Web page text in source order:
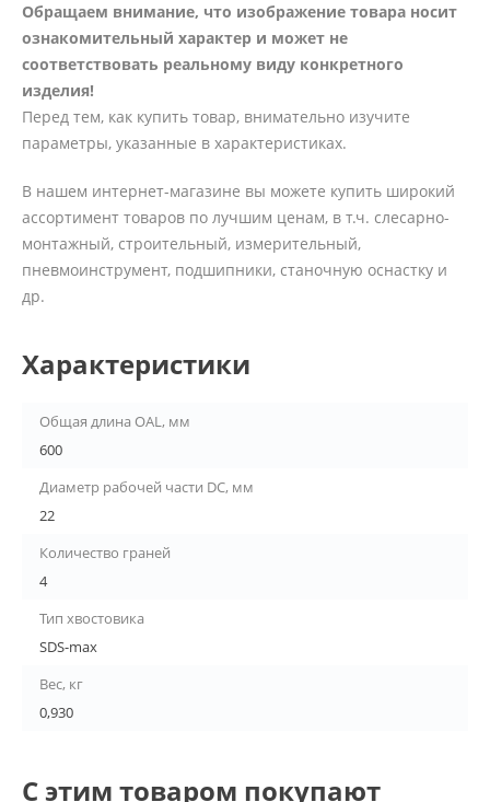
Обращаем внимание, что изображение товара носит
ознакомительный характер и может не
соответствовать реальному виду конкретного
изделия!
Перед тем, как купить товар, внимательно изучите
параметры, указанные в характеристиках.
В нашем интернет-магазине вы можете купить широкий
ассортимент товаров по лучшим ценам, в т.ч. слесарно-
монтажный, строительный, измерительный,
пневмоинструмент, подшипники, станочную оснастку и
др.
Характеристики
Общая длина OAL, мм
600
Диаметр рабочей части DC, мм
22
Количество граней
4
Тип хвостовика
SDS-max
Вес, кг
0,930
С этим товаром покупают